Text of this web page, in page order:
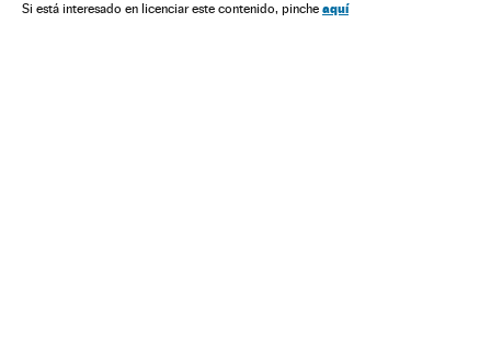
Augusto Heleno Hamilton Mourão Destituições políticas
Si está interesado en licenciar este contenido, pinche aquí